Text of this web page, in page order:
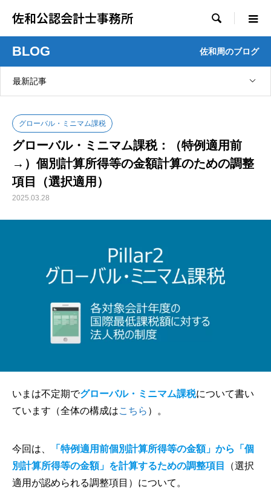
佐和公認会計士事務所 
BLOG 佐和周のブログ
最新記事
グローバル・ミニマム課税
グローバル・ミニマム課税：（特例適用前
→）個別計算所得等の金額計算のための調整
項目（選択適用）
2025.03.28
いまは不定期でグローバル・ミニマム課税について書い
ています（全体の構成はこちら ）。
今回は、
「特例適用前個別計算所得等の金額」から「個
別計算所得等の金額」を計算するための調整項目
（選択
適用が認められる調整項目）について。